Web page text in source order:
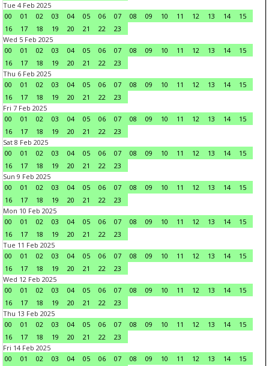
Tue 4 Feb 2025
00
01 02 03 04 05 06 07 08 09 10 11 12 13 14
15
16
17 18 19 20 21 22
23
Wed 5 Feb 2025
00
01 02 03 04 05 06 07 08 09 10 11 12 13 14
15
16
17 18 19 20 21 22
23
Thu 6 Feb 2025
00
01 02 03 04 05 06 07 08 09 10 11 12 13 14
15
16
17 18 19 20 21 22
23
Fri 7 Feb 2025
00
01 02 03 04 05 06 07 08 09 10 11 12 13 14
15
16
17 18 19 20 21 22
23
Sat 8 Feb 2025
00
01 02 03 04 05 06 07 08 09 10 11 12 13 14
15
16
17 18 19 20 21 22
23
Sun 9 Feb 2025
00
01 02 03 04 05 06 07 08 09 10 11 12 13 14
15
16
17 18 19 20 21 22
23
Mon 10 Feb 2025
00
01 02 03 04 05 06 07 08 09 10 11 12 13 14
15
16
17 18 19 20 21 22
23
Tue 11 Feb 2025
00
01 02 03 04 05 06 07 08 09 10 11 12 13 14
15
16
17 18 19 20 21 22
23
Wed 12 Feb 2025
00
01 02 03 04 05 06 07 08 09 10 11 12 13 14
15
16
17 18 19 20 21 22
23
Thu 13 Feb 2025
00
01 02 03 04 05 06 07 08 09 10 11 12 13 14
15
16
17 18 19 20 21 22
23
Fri 14 Feb 2025
00
01 02 03 04 05 06 07 08 09 10 11 12 13 14
15